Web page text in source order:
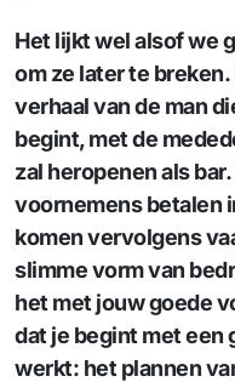
Het lijkt wel alsof we
om ze later te
verhaal van de man
begint, met de
zal heropenen als
voornemens betalen
komen vervolgens
slimme vorm van
het met jouw goede
dat je begint met een
werkt: het plannen